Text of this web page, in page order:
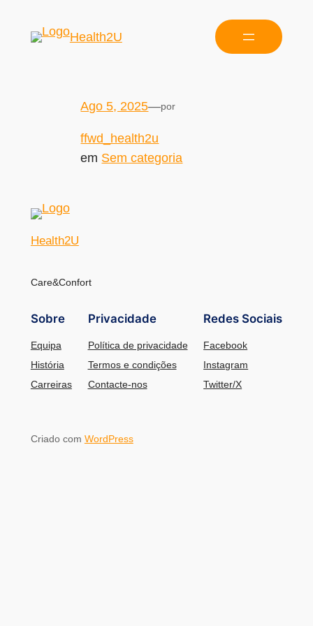
Health2U
Ago 5, 2025—por
ffwd_health2u
em Sem categoria
Health2U
Care&Confort
Sobre
Equipa
História
Carreiras
Privacidade
Política de privacidade
Termos e condições
Contacte-nos
Redes Sociais
Facebook
Instagram
Twitter/X
Criado com WordPress